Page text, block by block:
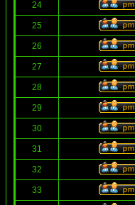
24
25
26
27
28
29
30
31
32
33